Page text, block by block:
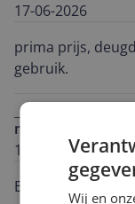
17-06-2026
prima prijs,
gebruik.
16-03-2026
Een mooi
Wij en